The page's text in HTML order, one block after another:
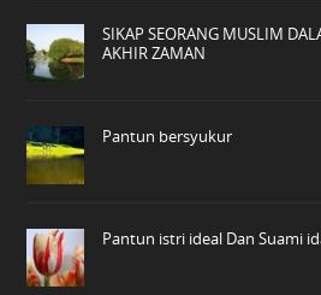
SIKAP SEORANG MUSLIM
AKHIR ZAMAN
Pantun bersyukur
Pantun istri ideal Dan Suami